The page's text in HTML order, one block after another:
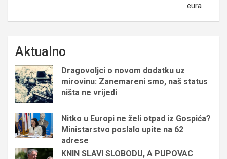
eura
Aktualno
Dragovoljci o novom dodatku uz
mirovinu: Zanemareni smo, naš status
ništa ne vrijedi
Nitko u Europi ne želi otpad iz Gospića?
Ministarstvo poslalo upite na 62
adrese
KNIN SLAVI SLOBODU, A PUPOVAC